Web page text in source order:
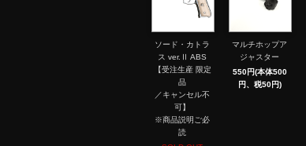
ソード・カトラ
ス ver.Ⅱ ABS
【受注生産 限定
品
／キャンセル不
可】
※商品説明ご必
読
マルチホップア
ジャスター
550円(本体500
円、税50円)